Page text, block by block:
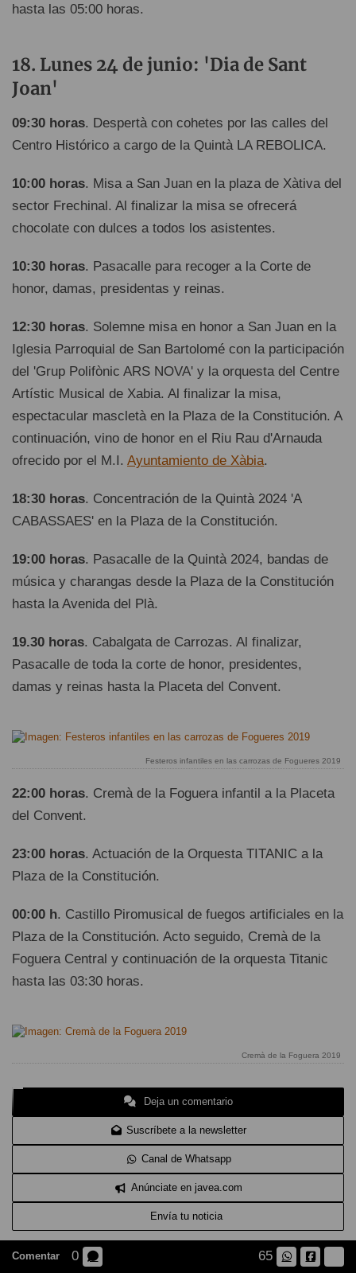
hasta las 05:00 horas.
Lunes 24 de junio: 'Dia de Sant
Joan'
09:30 horas. Despertà con cohetes por las calles del
Centro Histórico a cargo de la Quintà LA REBOLICA.
10:00 horas. Misa a San Juan en la plaza de Xàtiva del
sector Frechinal. Al finalizar la misa se ofrecerá
chocolate con dulces a todos los asistentes.
10:30 horas. Pasacalle para recoger a la Corte de
honor, damas, presidentas y reinas.
12:30 horas. Solemne misa en honor a San Juan en la
Iglesia Parroquial de San Bartolomé con la participación
del 'Grup Polifònic ARS NOVA' y la orquesta del Centre
Artístic Musical de Xabia. Al finalizar la misa,
espectacular mascletà en la Plaza de la Constitución. A
continuación, vino de honor en el Riu Rau d'Arnauda
ofrecido por el M.I. Ayuntamiento de Xàbia.
18:30 horas. Concentración de la Quintà 2024 'A
CABASSAES' en la Plaza de la Constitución.
19:00 horas. Pasacalle de la Quintà 2024, bandas de
música y charangas desde la Plaza de la Constitución
hasta la Avenida del Plà.
19.30 horas. Cabalgata de Carrozas. Al finalizar,
Pasacalle de toda la corte de honor, presidentes,
damas y reinas hasta la Placeta del Convent.
Festeros infantiles en las carrozas de Fogueres 2019
22:00 horas. Cremà de la Foguera infantil a la Placeta
del Convent.
23:00 horas. Actuación de la Orquesta TITANIC a la
Plaza de la Constitución.
00:00 h. Castillo Piromusical de fuegos artificiales en la
Plaza de la Constitución. Acto seguido, Cremà de la
Foguera Central y continuación de la orquesta Titanic
hasta las 03:30 horas.
Cremà de la Foguera 2019
Deja un comentario
Suscríbete a la newsletter
Canal de Whatsapp
Anúnciate en javea.com
Envía tu noticia
Comentar 0 65